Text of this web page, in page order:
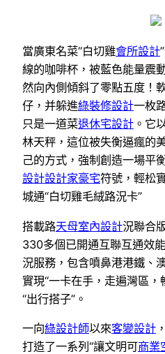
當廣東名菜“白切雞會所設計
線的咖啡杯，被藍色能量震
然向內側傾斜了零點五度！
仔，并躲進綠裝修設計一枚
只是一道菜退休宅設計 。它
林天秤，這位被失衡逼瘋的
己的方式，強制創造一場平
設計設計家豪宅符號，輕松
城通“白切雞毛絨路況卡”
搭載路天母室內設計況聯合
330多個已開通互聯互通效
況服務，包含噴鼻港港鐵、
實現“一卡在手，走遍灣區
“出行搭子”。
一向綠設計師以來客變設計
打造了一系列“讓文明可商業